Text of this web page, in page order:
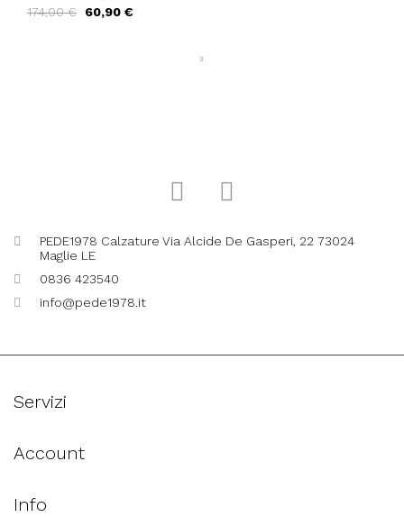
Raffia Argento
174,00 € 60,90 €
PEDE1978 Calzature Via Alcide De Gasperi, 22 73024
Maglie LE
0836 423540
info@pede1978.it
Servizi
Account
Info